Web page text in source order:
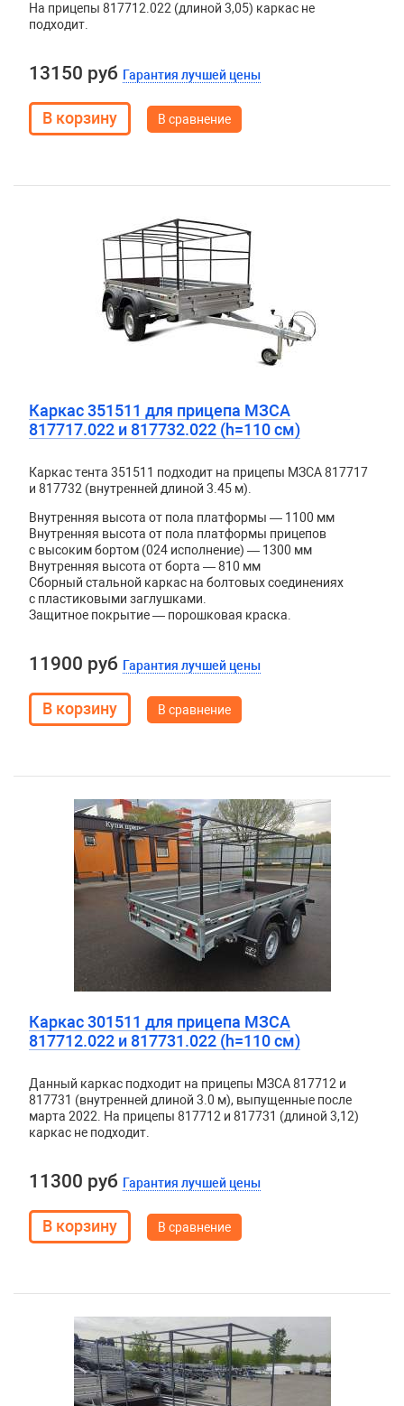
На прицепы 817712.022 (длиной 3,05) каркас не
подходит.
13150 руб Гарантия лучшей цены
В сравнение
Каркас 351511 для прицепа МЗСА
817717.022 и 817732.022 (h=110 см)
Каркас тента 351511 подходит на прицепы МЗСА 817717
и 817732 (внутренней длиной 3.45 м).
Внутренняя высота от пола платформы — 1100 мм
Внутренняя высота от пола платформы прицепов
с высоким бортом (024 исполнение) — 1300 мм
Внутренняя высота от борта — 810 мм
Сборный стальной каркас на болтовых соединениях
с пластиковыми заглушками.
Защитное покрытие — порошковая краска.
11900 руб Гарантия лучшей цены
В сравнение
Каркас 301511 для прицепа МЗСА
817712.022 и 817731.022 (h=110 см)
Данный каркас подходит на прицепы МЗСА 817712 и
817731 (внутренней длиной 3.0 м), выпущенные после
марта 2022. На прицепы 817712 и 817731 (длиной 3,12)
каркас не подходит.
11300 руб Гарантия лучшей цены
В сравнение